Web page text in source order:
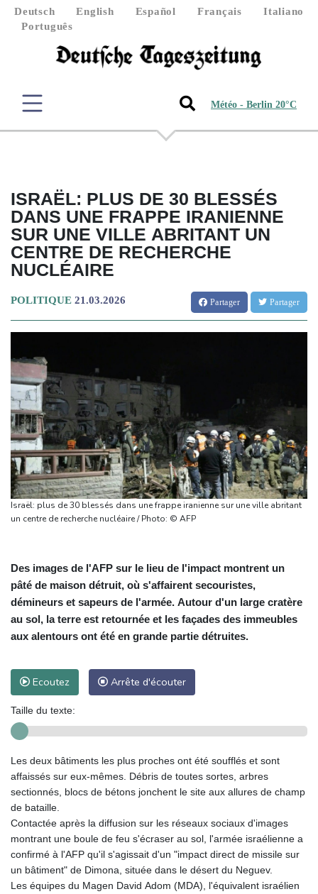
Deutsch English Español Français
Italiano
Português
Météo - Berlin 20°C
ISRAËL: PLUS DE 30 BLESSÉS
DANS UNE FRAPPE IRANIENNE
SUR UNE VILLE ABRITANT UN
CENTRE DE RECHERCHE
NUCLÉAIRE
POLITIQUE 21.03.2026 Partager Partager
Israël: plus de 30 blessés dans une frappe iranienne sur une ville abritant
un centre de recherche nucléaire / Photo: © AFP
Des images de l'AFP sur le lieu de l'impact montrent un
pâté de maison détruit, où s'affairent secouristes,
démineurs et sapeurs de l'armée. Autour d'un large cratère
au sol, la terre est retournée et les façades des immeubles
aux alentours ont été en grande partie détruites.
Ecoutez Arrête d'écouter
Taille du texte:
Les deux bâtiments les plus proches ont été soufflés et sont
affaissés sur eux-mêmes. Débris de toutes sortes, arbres
sectionnés, blocs de bétons jonchent le site aux allures de champ
de bataille.
Contactée après la diffusion sur les réseaux sociaux d'images
montrant une boule de feu s'écraser au sol, l'armée israélienne a
confirmé à l'AFP qu'il s'agissait d'un "impact direct de missile sur
un bâtiment" de Dimona, située dans le désert du Neguev.
Les équipes du Magen David Adom (MDA), l'équivalent israélien